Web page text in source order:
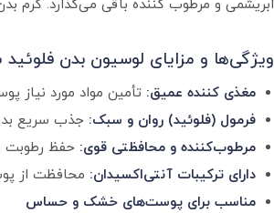
ابریشمی و مرطوب کننده باقی می‌گذارد. کرم
ویژگی‌ها و مزایای لوسیون بدن
مغذی کننده عمیق: تأمین مواد مورد نیاز
فرمول (فلوئید) روان و سبک: جذب سریع
مرطوب‌کننده و محافظتی قوی: حفظ رطوبت
دارای ترکیبات آنتی‌اکسیدان: محافظت از
مناسب برای پوست‌های خشک و حساس